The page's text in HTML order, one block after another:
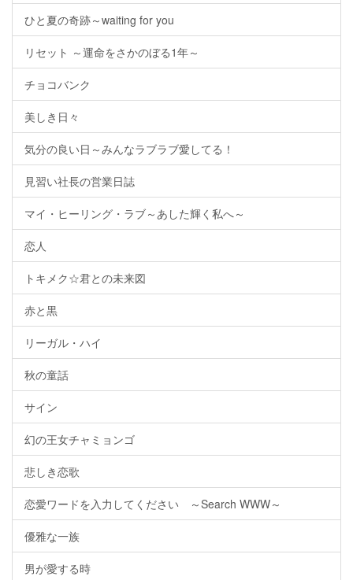
ひと夏の奇跡～waiting for you
リセット ～運命をさかのぼる1年～
チョコバンク
美しき日々
気分の良い日～みんなラブラブ愛してる！
見習い社長の営業日誌
マイ・ヒーリング・ラブ～あした輝く私へ～
恋人
トキメク☆君との未来図
赤と黒
リーガル・ハイ
秋の童話
サイン
幻の王女チャミョンゴ
悲しき恋歌
恋愛ワードを入力してください ～Search WWW～
優雅な一族
男が愛する時